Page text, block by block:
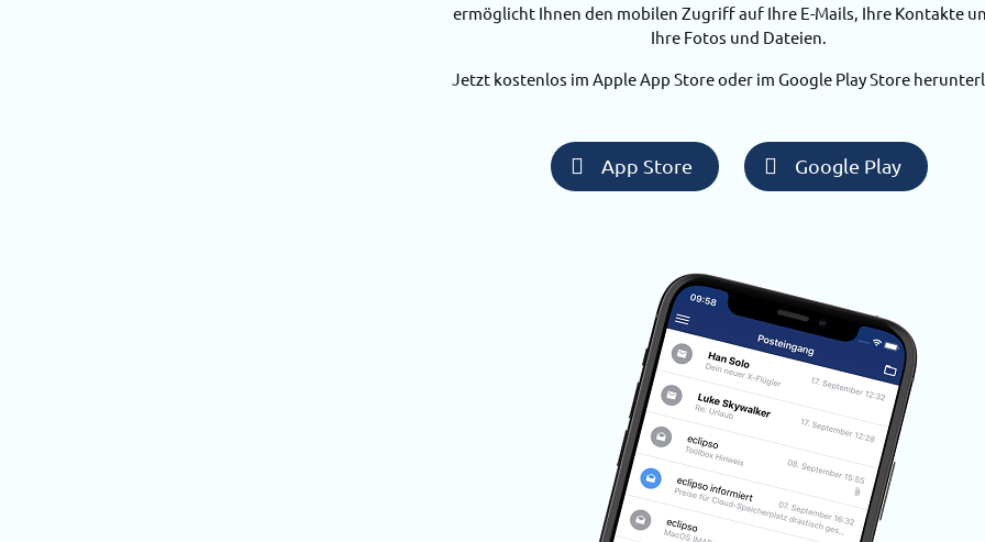
ermöglicht Ihnen den mobilen Zugriff auf Ihre E-Mails, Ihre Kontakte
Ihre Fotos und Dateien.
Jetzt kostenlos im Apple App Store oder im Google Play Store
App Store Google Play